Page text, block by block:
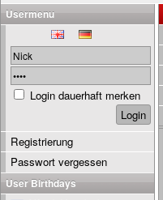
Usermenu
Login dauerhaft merken
Registrierung
Passwort vergessen
User Birthdays